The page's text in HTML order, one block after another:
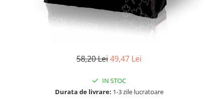
58,20 Lei49,47 Lei
IN STOC
Durata de livrare: 1-3 zile lucratoare